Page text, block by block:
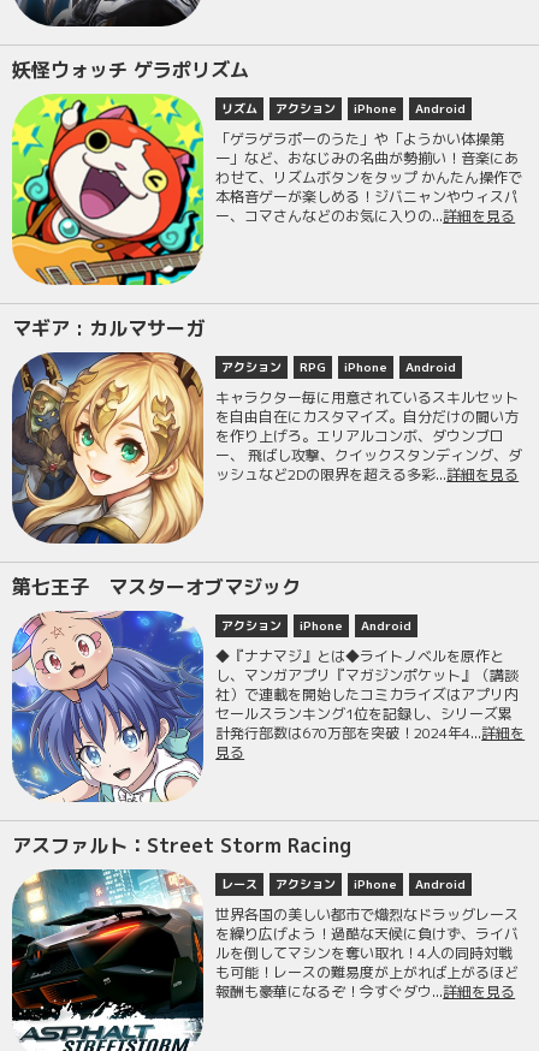
妖怪ウォッチ ゲラポリズム
リズム アクション iPhone Android
「ゲラゲラポーのうた」や「ようかい体操第
一」など、おなじみの名曲が勢揃い！音楽にあ
わせて、リズムボタンをタップ かんたん操作で
本格音ゲーが楽しめる！ジバニャンやウィスパ
ー、コマさんなどのお気に入りの...詳細を見る
マギア : カルマサーガ
アクション RPG iPhone Android
キャラクター毎に用意されているスキルセット
を自由自在にカスタマイズ。自分だけの闘い方
を作り上げろ。エリアルコンボ、ダウンブロ
ー、 飛ばし攻撃、クイックスタンディング、ダ
ッシュなど2Dの限界を超える多彩...詳細を見る
第七王子 マスターオブマジック
アクション iPhone Android
◆『ナナマジ』とは◆ライトノベルを原作と
し、マンガアプリ『マガジンポケット』（講談
社）で連載を開始したコミカライズはアプリ内
セールスランキング1位を記録し、シリーズ累
計発行部数は670万部を突破！2024年4...詳細を
見る
アスファルト：Street Storm Racing
レース アクション iPhone Android
世界各国の美しい都市で熾烈なドラッグレース
を繰り広げよう！過酷な天候に負けず、ライバ
ルを倒してマシンを奪い取れ！4人の同時対戦
も可能！レースの難易度が上がれば上がるほど
報酬も豪華になるぞ！今すぐダウ...詳細を見る